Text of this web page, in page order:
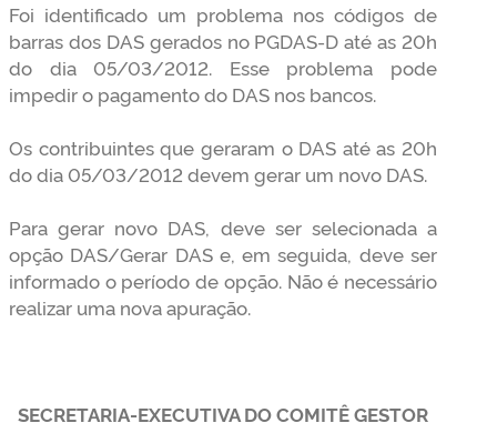
Foi identificado um problema nos códigos de
barras dos DAS gerados no PGDAS-D até as 20h
do dia 05/03/2012. Esse problema pode
impedir o pagamento do DAS nos bancos.
Os contribuintes que geraram o DAS até as 20h
do dia 05/03/2012 devem gerar um novo DAS.
Para gerar novo DAS, deve ser selecionada a
opção DAS/Gerar DAS e, em seguida, deve ser
informado o período de opção. Não é necessário
realizar uma nova apuração.
SECRETARIA-EXECUTIVA DO COMITÊ GESTOR